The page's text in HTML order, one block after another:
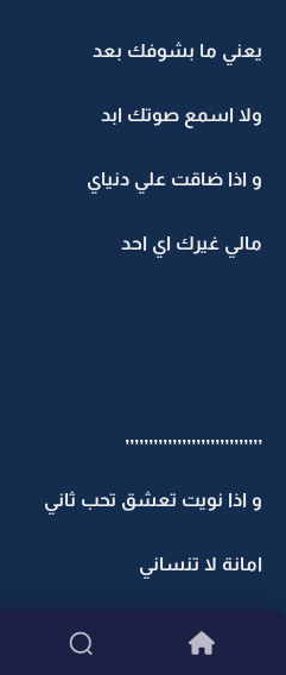
يعني ما بشوفك بعد
ولا اسمع صوتك ابد
و اذا ضاقت علي دنياي
مالي غيرك اي احد
,,,,,,,,,,,,,,,,,,,,,,,,,,,,,
و اذا نويت تعشق تحب ثاني
امانة لا تنساني
اني احبك موت